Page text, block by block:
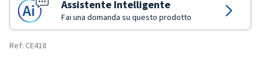
Assistente Intelligente
Fai una domanda su questo prodotto
Ref: CE418